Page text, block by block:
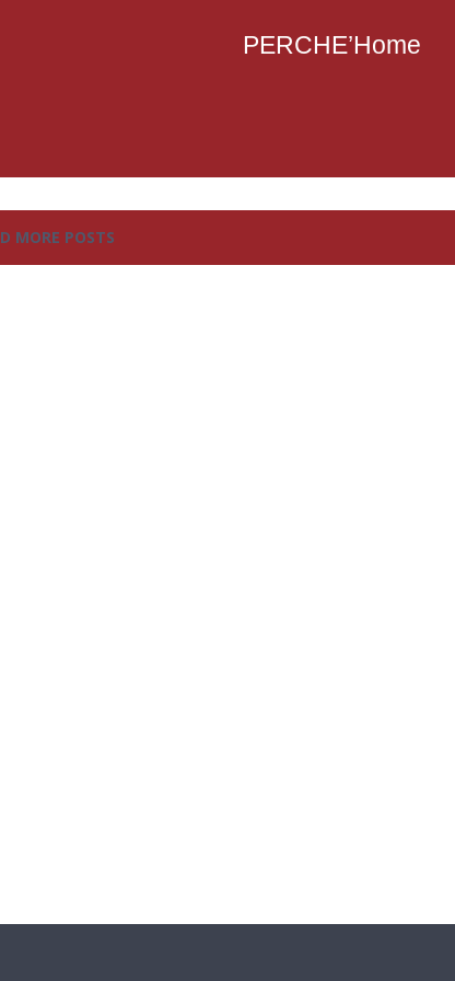
PERCHE’Home
MORE POSTS